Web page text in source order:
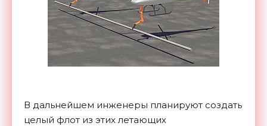
В дальнейшем инженеры планируют создать
целый флот из этих летающих